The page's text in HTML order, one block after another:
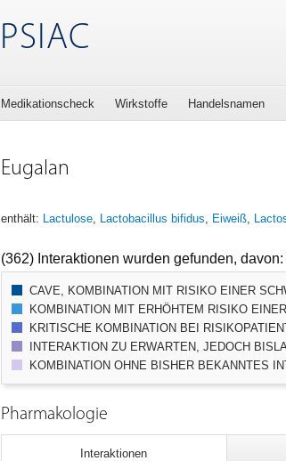
PSIAC
Medikationscheck Wirkstoffe Handelsnamen
Eugalan
enthält: Lactulose, Lactobacillus bifidus, Eiweiß,
(362) Interaktionen wurden gefunden, davon:
CAVE, KOMBINATION MIT RISIKO EINER
KOMBINATION MIT ERHÖHTEM RISIKO
KRITISCHE KOMBINATION BEI
INTERAKTION ZU ERWARTEN, JEDOCH
KOMBINATION OHNE BISHER BEKANNTES
Pharmakologie
Interaktionen